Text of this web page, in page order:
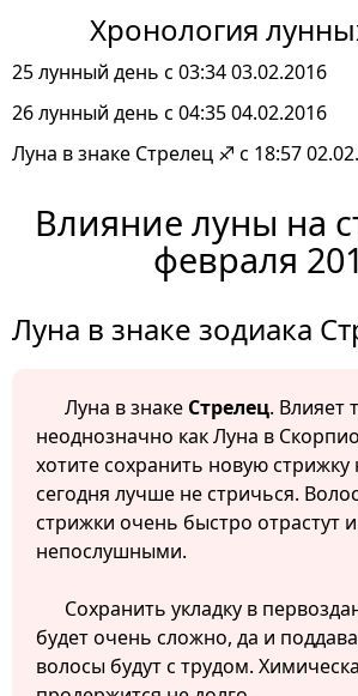
Хронология
25 лунный день с 03:34 03.02.2016
26 лунный день с 04:35 04.02.2016
Луна в знаке Стрелец ♐ с 18:57
Влияние луны на
февраля
Луна в знаке зодиака
Луна в знаке Стрелец. Влияет
неоднозначно как Луна в
хотите сохранить новую стрижку
сегодня лучше не стричься.
стрижки очень быстро отрастут
непослушными.
Сохранить укладку в
будет очень сложно, да и
волосы будут с трудом.